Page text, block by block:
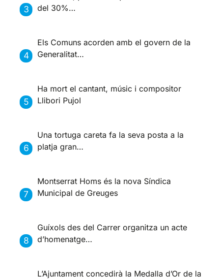
del 30%…
Els Comuns acorden amb el govern de la
Generalitat…
Ha mort el cantant, músic i compositor
Llibori Pujol
Una tortuga careta fa la seva posta a la
platja gran…
Montserrat Homs és la nova Síndica
Municipal de Greuges
Guíxols des del Carrer organitza un acte
d’homenatge…
L’Ajuntament concedirà la Medalla d’Or de la